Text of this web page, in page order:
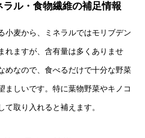
ラル・食物繊維の補足情報
小麦から、ミネラルではモリブデン
れますが、含有量は多くありませ
めなので、食べるだけで十分な野菜
ましいです。特に葉物野菜やキノコ
て取り入れると補えます。